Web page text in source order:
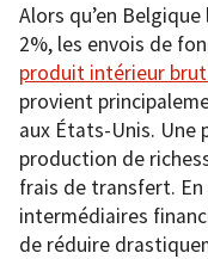
Alors qu’en
2%, les envois de
produit intérieur
provient
aux États-Unis. Une
production de
frais de transfert. En
intermédiaires
de réduire